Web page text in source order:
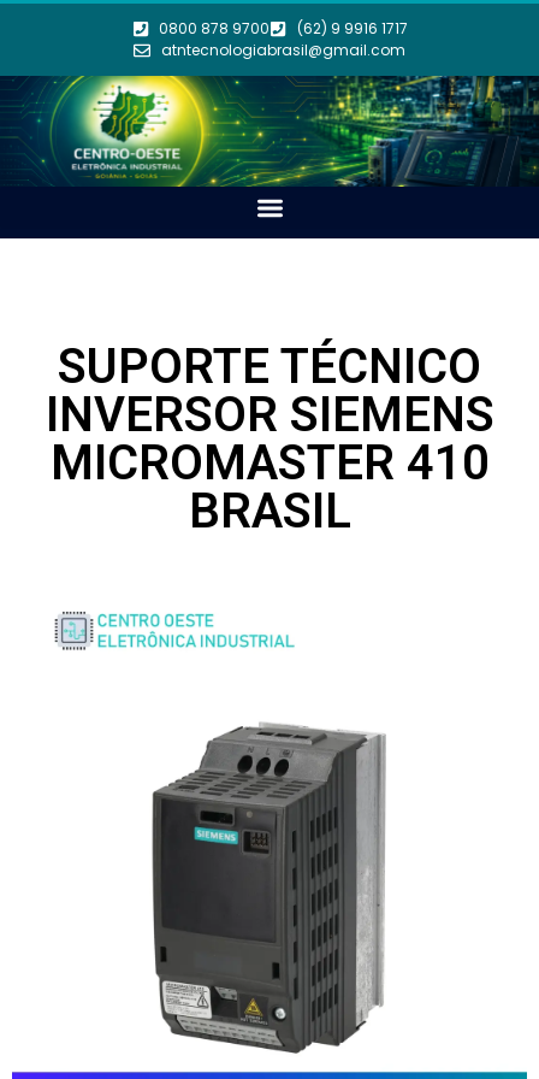
0800 878 9700
(62) 9 9916 1717
atntecnologiabrasil@gmail.com
SUPORTE TÉCNICO
INVERSOR SIEMENS
MICROMASTER 410
BRASIL